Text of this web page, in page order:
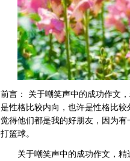
前言： 关于嘲笑声中的成功作文
是性格比较内向，也许是性格比
觉得他们都是我的好朋友，因为
打篮球。
关于嘲笑声中的成功作文，